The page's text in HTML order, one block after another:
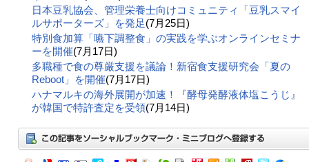
日本豆乳協会、管理栄養士向けコミュニティ「豆乳スマイ
ルサポーターズ」を発足(7月25日)
特別食加算「嚥下調整食」の実践を学ぶオンラインセミナ
ーを開催(7月17日)
多職種で食の尊厳支援を議論！新宿食支援研究会「夏の
Reboot」を開催(7月17日)
ハナマルキの海外展開が加速！『酵母発酵液体塩こうじ』
が韓国で特許査定を受領(7月14日)